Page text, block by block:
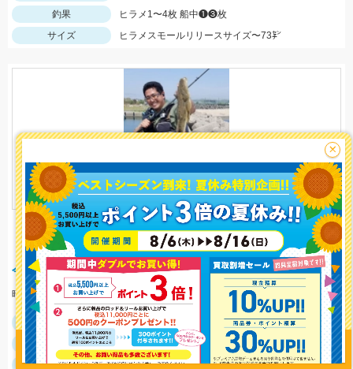
釣り情報を
投稿する
釣果
ヒラメ1〜4枚 船中❶❸枚
サイズ
ヒラメスモールリリースサイズ〜73㌢
イシグロ西春店 3490 view
今年初の三重サーフへ！
暗い時間はジグヘッドワーム、明るい時間はメタルジグで カラーは白とピンクが好反応！
釣行日
2022/04/12
釣行時間
01:00～15:00
釣場
鈴鹿周辺
×